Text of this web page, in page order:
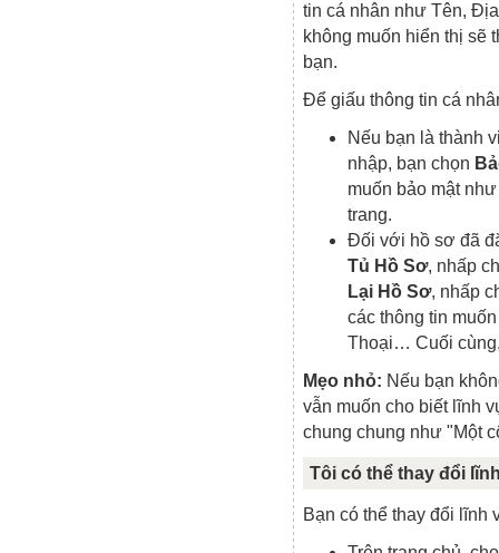
tin cá nhân như Tên,
không muốn hiển thị sẽ
bạn.
Để giấu thông tin cá
Nếu bạn là thành
nhập, bạn chọn
muốn bảo mật
trang.
Đối với hồ sơ đã
Tủ Hồ Sơ, nhấp
Lại Hồ Sơ, nhấp
các thông tin
Thoại… Cuối
Mẹo nhỏ: Nếu bạn
vẫn muốn cho biết lĩnh
chung chung như "Một
Tôi có thể thay đổi
Bạn có thể thay đổi lĩnh